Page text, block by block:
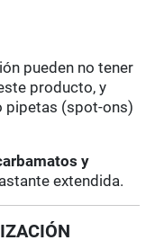
pueden no tener
producto, y
pipetas (spot-ons)
y
extendida.